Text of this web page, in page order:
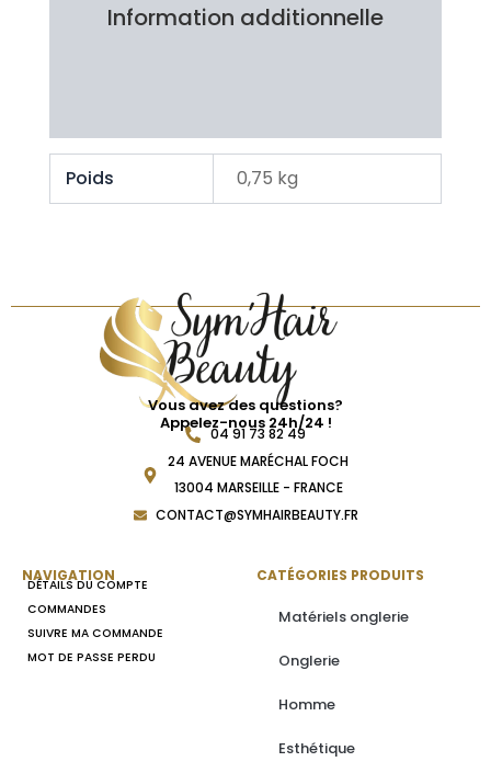
Information additionnelle
Poids 0,75 kg
Vous avez des questions?
Appelez-nous 24h/24 !
04 91 73 82 49
24 AVENUE MARÉCHAL FOCH
13004 MARSEILLE - FRANCE
CONTACT@SYMHAIRBEAUTY.FR
NAVIGATION
DÉTAILS DU COMPTE
COMMANDES
SUIVRE MA COMMANDE
MOT DE PASSE PERDU
CATÉGORIES PRODUITS
Matériels onglerie
Onglerie
Homme
Esthétique